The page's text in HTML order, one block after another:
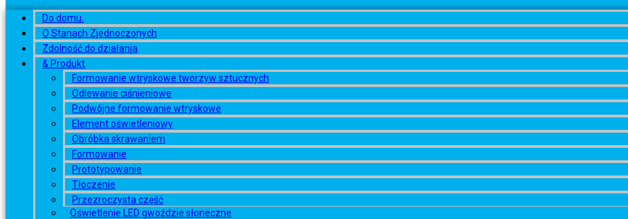
Do domu.
O Stanach Zjednoczonych
Zdolność do działania
& Produkt
Formowanie wtryskowe tworzyw sztucznych
Odlewanie ciśnieniowe
Podwójne formowanie wtryskowe
Element oświetleniowy
Obróbka skrawaniem
Formowanie
Prototypowanie
Tłoczenie
Przezroczysta część
Oświetlenie LED gwoździe słoneczne